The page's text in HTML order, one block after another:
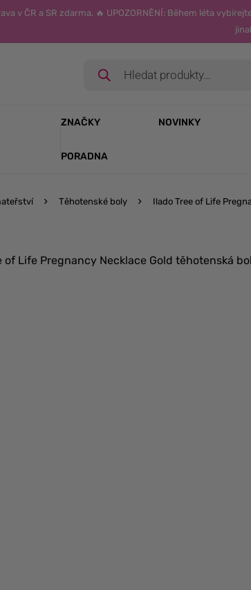
v ČR a SR zdarma. 🔥 UPOZORNĚNÍ: Během léta
ZNAČKY NOVINKY
PORADNA
Těhotenské boly Ilado Tree of Life